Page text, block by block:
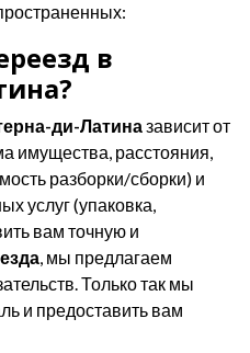
в
ди-Латиназависит от
имущества, расстояния,
разборки/сборки) и
услуг (упаковка,
вам точную и
, мы предлагаем
Только так мы
и предоставить вам